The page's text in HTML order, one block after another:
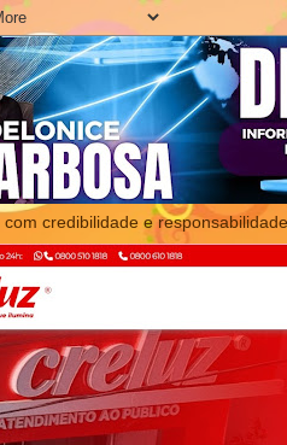
com credibilidade e